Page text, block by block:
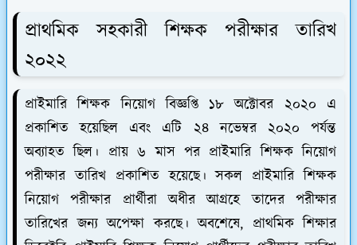
প্রাথমিক সহকারী শিক্ষক পরীক্ষার তারিখ
২০২২
প্রাইমারি শিক্ষক নিয়োগ বিজ্ঞপ্তি ১৮ অক্টোবর ২০২০ এ
প্রকাশিত হয়েছিল এবং এটি ২৪ নভেম্বর ২০২০ পর্যন্ত
অব্যাহত ছিল। প্রায় ৬ মাস পর প্রাইমারি শিক্ষক নিয়োগ
পরীক্ষার তারিখ প্রকাশিত হয়েছে। সকল প্রাইমারি শিক্ষক
নিয়োগ পরীক্ষার প্রার্থীরা অধীর আগ্রহে তাদের পরীক্ষার
তারিখের জন্য অপেক্ষা করছে। অবশেষে, প্রাথমিক শিক্ষার